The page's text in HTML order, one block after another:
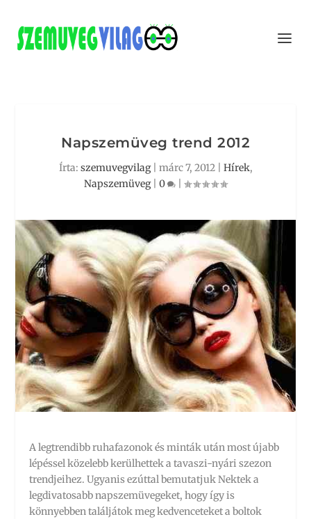
Napszemüveg trend 2012
Írta: szemuvegvilag| márc 7, 2012| Hírek,
Napszemüveg| 0
A legtrendibb ruhafazonok és minták után most újabb
lépéssel közelebb kerülhettek a tavaszi-nyári szezon
trendjeihez. Ugyanis ezúttal bemutatjuk Nektek a
legdivatosabb napszemüvegeket, hogy így is
könnyebben találjátok meg kedvenceteket a boltok